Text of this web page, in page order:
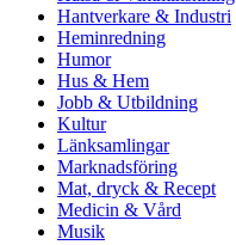
Hantverkare & Industri
Heminredning
Humor
Hus & Hem
Jobb & Utbildning
Kultur
Länksamlingar
Marknadsföring
Mat, dryck & Recept
Medicin & Vård
Musik